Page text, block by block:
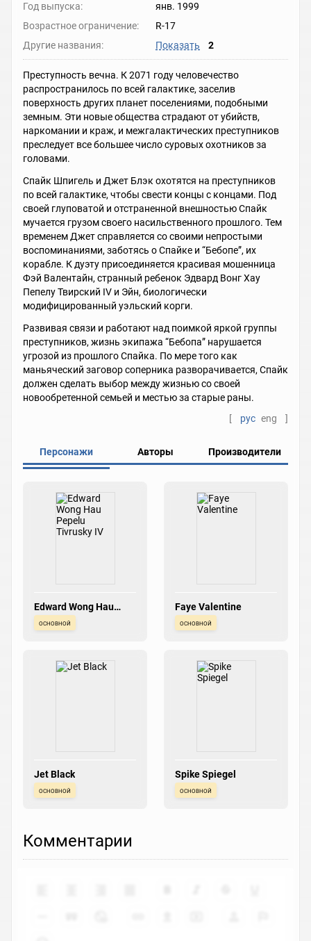
Год выпуска:
янв. 1999
Возрастное ограничение:
R-17
Другие названия:
Показать 2
Преступность вечна. К 2071 году человечество
распространилось по всей галактике, заселив
поверхность других планет поселениями, подобными
земным. Эти новые общества страдают от убийств,
наркомании и краж, и межгалактических преступников
преследует все большее число суровых охотников за
головами.
Спайк Шпигель и Джет Блэк охотятся на преступников
по всей галактике, чтобы свести концы с концами. Под
своей глуповатой и отстраненной внешностью Спайк
мучается грузом своего насильственного прошлого. Тем
временем Джет справляется со своими непростыми
воспоминаниями, заботясь о Спайке и “Бебопе”, их
корабле. К дуэту присоединяется красивая мошенница
Фэй Валентайн, странный ребенок Эдвард Вонг Хау
Пепелу Твирский IV и Эйн, биологически
модифицированный уэльский корги.
Развивая связи и работают над поимкой яркой группы
преступников, жизнь экипажа “Бебопа” нарушается
угрозой из прошлого Спайка. По мере того как
маньяческий заговор соперника разворачивается, Спайк
должен сделать выбор между жизнью со своей
новообретенной семьей и местью за старые раны.
[
рус eng ]
Персонажи Авторы Производители
Edward Wong Hau
Pepelu Tivrusky IV
основной
Faye Valentine
основной
Jet Black
основной
Spike Spiegel
основной
Комментарии